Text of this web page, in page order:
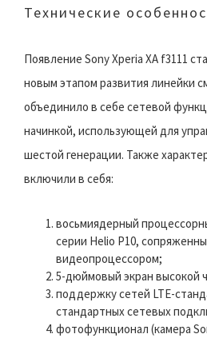
Технические
Появление Sony Xperia XA f3111
новым этапом развития линейки
объединило в себе сетевой
начинкой, использующей для
шестой генерации. Также
включили в себя:
восьмиядерный
серии Helio P10,
видеопроцессором;
5-дюймовый экран высокой
поддержку сетей LTE-
стандартных сетевых
фотофункционал (камера